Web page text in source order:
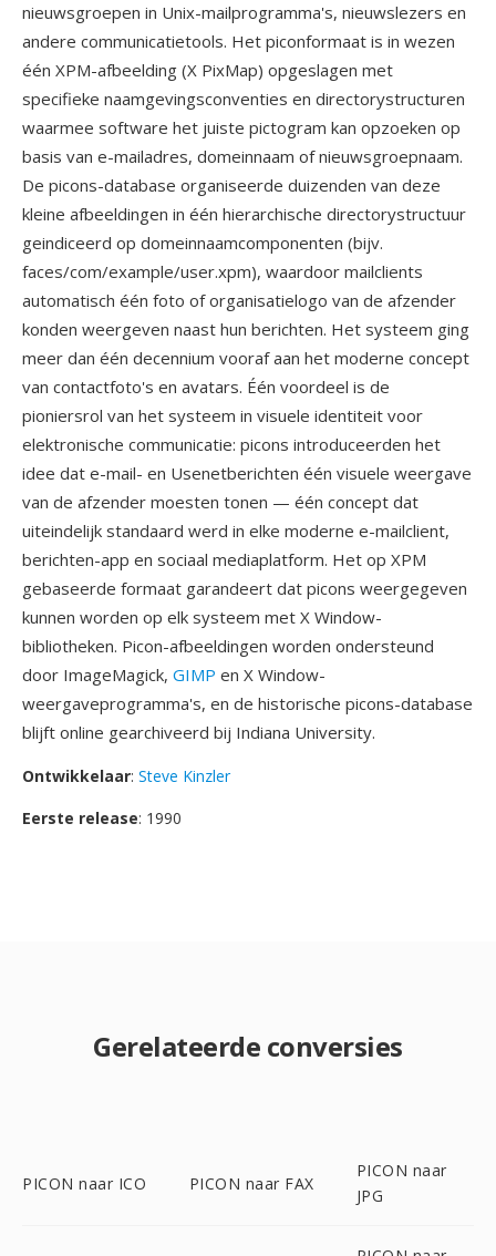
nieuwsgroepen in Unix-mailprogramma's, nieuwslezers en
andere communicatietools. Het piconformaat is in wezen
één XPM-afbeelding (X PixMap) opgeslagen met
specifieke naamgevingsconventies en directorystructuren
waarmee software het juiste pictogram kan opzoeken op
basis van e-mailadres, domeinnaam of nieuwsgroepnaam.
De picons-database organiseerde duizenden van deze
kleine afbeeldingen in één hierarchische directorystructuur
geindiceerd op domeinnaamcomponenten (bijv.
faces/com/example/user.xpm), waardoor mailclients
automatisch één foto of organisatielogo van de afzender
konden weergeven naast hun berichten. Het systeem ging
meer dan één decennium vooraf aan het moderne concept
van contactfoto's en avatars. Één voordeel is de
pioniersrol van het systeem in visuele identiteit voor
elektronische communicatie: picons introduceerden het
idee dat e-mail- en Usenetberichten één visuele weergave
van de afzender moesten tonen — één concept dat
uiteindelijk standaard werd in elke moderne e-mailclient,
berichten-app en sociaal mediaplatform. Het op XPM
gebaseerde formaat garandeert dat picons weergegeven
kunnen worden op elk systeem met X Window-
bibliotheken. Picon-afbeeldingen worden ondersteund
door ImageMagick, GIMP en X Window-
weergaveprogramma's, en de historische picons-database
blijft online gearchiveerd bij Indiana University.
Ontwikkelaar: Steve Kinzler
Eerste release: 1990
Gerelateerde conversies
PICON naar ICO PICON naar FAX
PICON naar
JPG